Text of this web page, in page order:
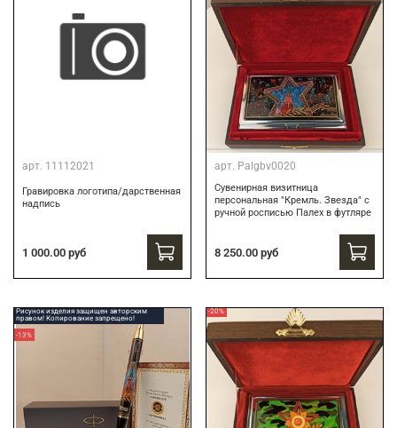
арт. 11112021
Гравировка логотипа/дарственная
надпись
1 000.00 руб
арт. Palgbv0020
Сувенирная визитница
персональная "Кремль. Звезда" с
ручной росписью Палех в футляре
8 250.00 руб
Рисунок изделия защищен авторским
правом! Копирование запрещено!
-13%
-20%